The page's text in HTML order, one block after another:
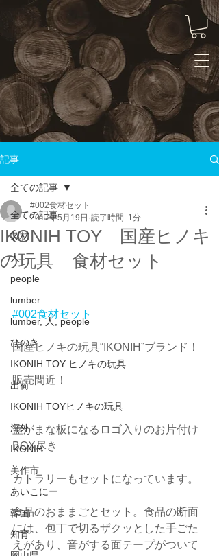
記事
全ての記事
製材
人
people
lumber
lumber, 人, people
ひのき
IKONIH TOY ヒノキの玩具
出荷
IKONIH TOYヒノキの玩具
海外
IKONIH
美作市
あいこにー
韓国
知育
全ての記事
IKONIH TOY 国産ヒノキ
の玩具 食材セット
#002食材セット
2017年5月19日 読了時間: 1分
#002食材セット
国産ヒノキの玩具“IKONIH”ブランド！
販売間近！
蓋がまな板になるロゴ入りのお片付け
BOX尽き
カトラリーもセットになっています。
食品のおままごとセット。食品の断面
には、包丁で切るザクッとした手ごた
えがあり、音がする面テープがついて